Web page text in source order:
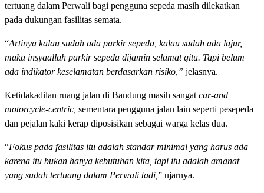
tertuang dalam Perwali bagi pengguna sepeda masih dilekatkan
pada dukungan fasilitas semata.
“Artinya kalau sudah ada parkir sepeda, kalau sudah ada lajur,
maka insyaallah parkir sepeda dijamin selamat gitu. Tapi belum
ada indikator keselamatan berdasarkan risiko,” jelasnya.
Ketidakadilan ruang jalan di Bandung masih sangatcar-and
motorcycle-centric, sementara pengguna jalan lain seperti pesepeda
dan pejalan kaki kerap diposisikan sebagai warga kelas dua.
“Fokus pada fasilitas itu adalah standar minimal yang harus ada
karena itu bukan hanya kebutuhan kita, tapi itu adalah amanat
yang sudah tertuang dalam Perwali tadi,” ujarnya.